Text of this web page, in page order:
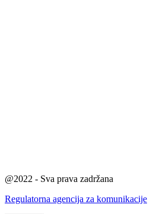
@2022 - Sva prava zadržana
Regulatorna agencija za komunikacije